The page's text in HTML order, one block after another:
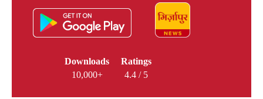
Downloads
10,000+
Ratings
4.4 / 5